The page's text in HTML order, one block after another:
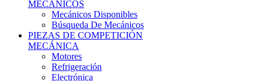
Búsqueda De Mecánicos
PIEZAS DE COMPETICIÓN
MECÁNICA
Motores
Refrigeración
Electrónica
Cajas De Cambio